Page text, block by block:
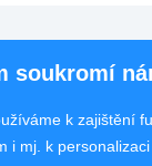
soukromí
k zajištění
i mj. k